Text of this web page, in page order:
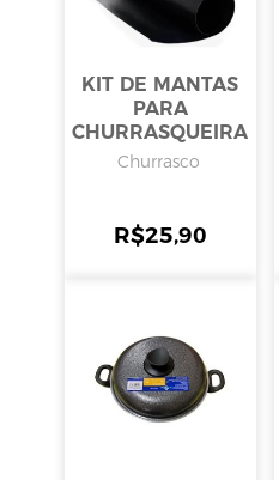
KIT DE MANTAS
PARA
CHURRASQUEIRA
ANTIADERENTE
40x33x0,2cm,
CASITA
Churrasco
R$25,90